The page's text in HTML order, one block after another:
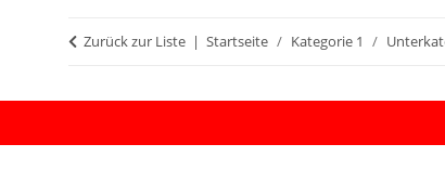
Zurück zur Liste Startseite Kategorie 1